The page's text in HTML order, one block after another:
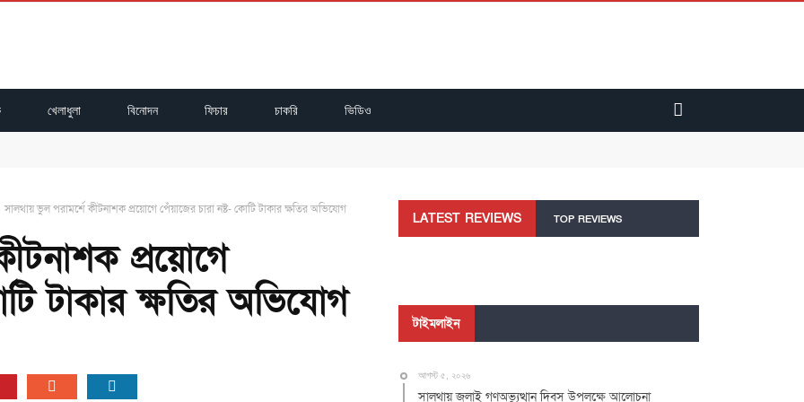
খেলাধুলা বিনোদন ফিচার চাকরি ভিডিও
সালথায় ভুল পরামর্শে কীটনাশক প্রয়োগে পেঁয়াজের চারা নষ্ট- কোটি টাকার ক্ষতির অভিযোগ
প্রয়োগে
টাকার ক্ষতির অভিযোগ
LATEST REVIEWS TOP REVIEWS
টাইমলাইন
আগস্ট ৫, ২০২৬
সালথায় জুলাই গণঅভ্যুত্থান দিবস উপলক্ষে আলোচনা